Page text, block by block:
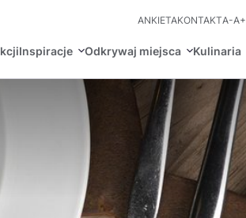
ANKIETAKONTAKTA-A+
Inspiracje
Certyfikaty POT
Odkrywaj miejsca Kulinaria
Restauracje Michelin
Svenska